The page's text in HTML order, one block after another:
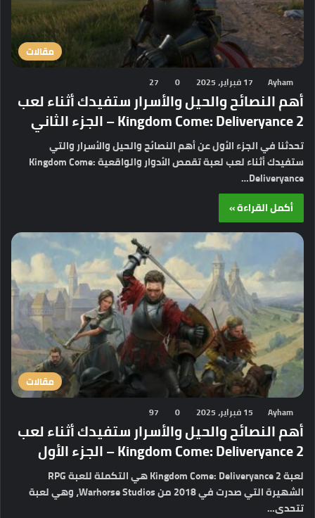
مقالات
Ayham 17 فبراير، 2025 0
27
أهم النصائح والحيل والأسرار ستفيدك أثناء لعب
Kingdom Come: Deliveryance 2 – الجزء الثاني
تحدثنا في الجزء الأول عن أهم النصائح والحيل والأسرار والتي
ستفيدك أثناء لعب لعبة تقمص الأدوار والواقعية Kingdom Come:
Deliveryance…
أكمل القراءة »
مقالات
Ayham 15 فبراير، 2025 0
97
أهم النصائح والحيل والأسرار ستفيدك أثناء لعب
Kingdom Come: Deliveryance 2 – الجزء الأول
لعبة Kingdom Come: Deliveryance 2 هي التكملة للعبة RPG
الشهيرة التي صدرت في 2018 من Warhorse Studios، وهي لعبة
تتحدى…